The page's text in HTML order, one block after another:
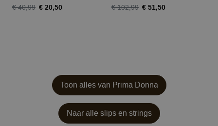
€ 40,99 € 20,50 € 102,99 € 51,50
Toon alles van Prima Donna
Naar alle slips en strings